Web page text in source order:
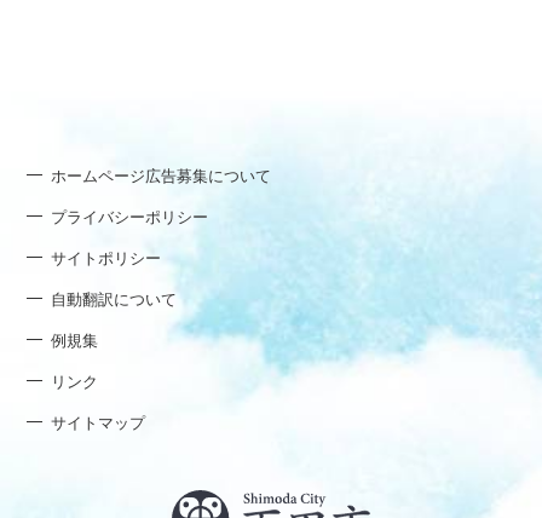
ホームページ広告募集について
プライバシーポリシー
サイトポリシー
自動翻訳について
例規集
リンク
サイトマップ